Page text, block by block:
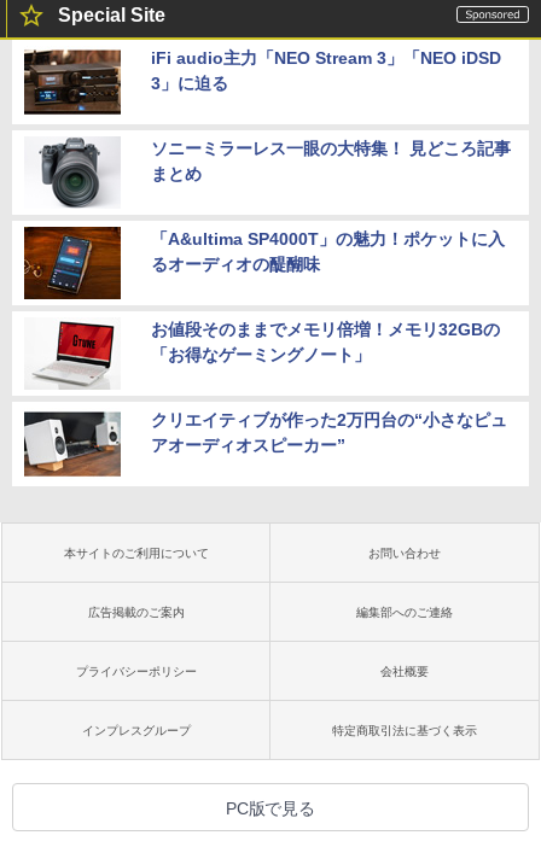
Special Site
iFi audio主力「NEO Stream 3」「NEO iDSD
3」に迫る
ソニーミラーレス一眼の大特集！ 見どころ記事
まとめ
「A&ultima SP4000T」の魅力！ポケットに入
るオーディオの醍醐味
お値段そのままでメモリ倍増！メモリ32GBの
「お得なゲーミングノート」
クリエイティブが作った2万円台の“小さなピュ
アオーディオスピーカー”
本サイトのご利用について お問い合わせ
広告掲載のご案内 編集部へのご連絡
プライバシーポリシー 会社概要
インプレスグループ 特定商取引法に基づく表示
PC版で見る